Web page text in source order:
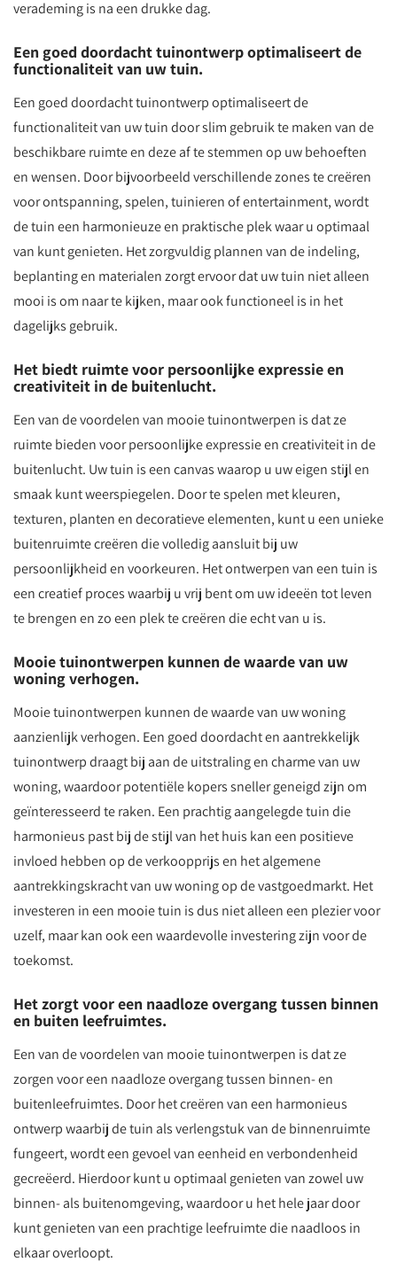
verademing is na een drukke dag.
Een goed doordacht tuinontwerp optimaliseert de
functionaliteit van uw tuin.
Een goed doordacht tuinontwerp optimaliseert de
functionaliteit van uw tuin door slim gebruik te maken van de
beschikbare ruimte en deze af te stemmen op uw behoeften
en wensen. Door bijvoorbeeld verschillende zones te creëren
voor ontspanning, spelen, tuinieren of entertainment, wordt
de tuin een harmonieuze en praktische plek waar u optimaal
van kunt genieten. Het zorgvuldig plannen van de indeling,
beplanting en materialen zorgt ervoor dat uw tuin niet alleen
mooi is om naar te kijken, maar ook functioneel is in het
dagelijks gebruik.
Het biedt ruimte voor persoonlijke expressie en
creativiteit in de buitenlucht.
Een van de voordelen van mooie tuinontwerpen is dat ze
ruimte bieden voor persoonlijke expressie en creativiteit in de
buitenlucht. Uw tuin is een canvas waarop u uw eigen stijl en
smaak kunt weerspiegelen. Door te spelen met kleuren,
texturen, planten en decoratieve elementen, kunt u een unieke
buitenruimte creëren die volledig aansluit bij uw
persoonlijkheid en voorkeuren. Het ontwerpen van een tuin is
een creatief proces waarbij u vrij bent om uw ideeën tot leven
te brengen en zo een plek te creëren die echt van u is.
Mooie tuinontwerpen kunnen de waarde van uw
woning verhogen.
Mooie tuinontwerpen kunnen de waarde van uw woning
aanzienlijk verhogen. Een goed doordacht en aantrekkelijk
tuinontwerp draagt bij aan de uitstraling en charme van uw
woning, waardoor potentiële kopers sneller geneigd zijn om
geïnteresseerd te raken. Een prachtig aangelegde tuin die
harmonieus past bij de stijl van het huis kan een positieve
invloed hebben op de verkoopprijs en het algemene
aantrekkingskracht van uw woning op de vastgoedmarkt. Het
investeren in een mooie tuin is dus niet alleen een plezier voor
uzelf, maar kan ook een waardevolle investering zijn voor de
toekomst.
Het zorgt voor een naadloze overgang tussen binnen
en buiten leefruimtes.
Een van de voordelen van mooie tuinontwerpen is dat ze
zorgen voor een naadloze overgang tussen binnen- en
buitenleefruimtes. Door het creëren van een harmonieus
ontwerp waarbij de tuin als verlengstuk van de binnenruimte
fungeert, wordt een gevoel van eenheid en verbondenheid
gecreëerd. Hierdoor kunt u optimaal genieten van zowel uw
binnen- als buitenomgeving, waardoor u het hele jaar door
kunt genieten van een prachtige leefruimte die naadloos in
elkaar overloopt.